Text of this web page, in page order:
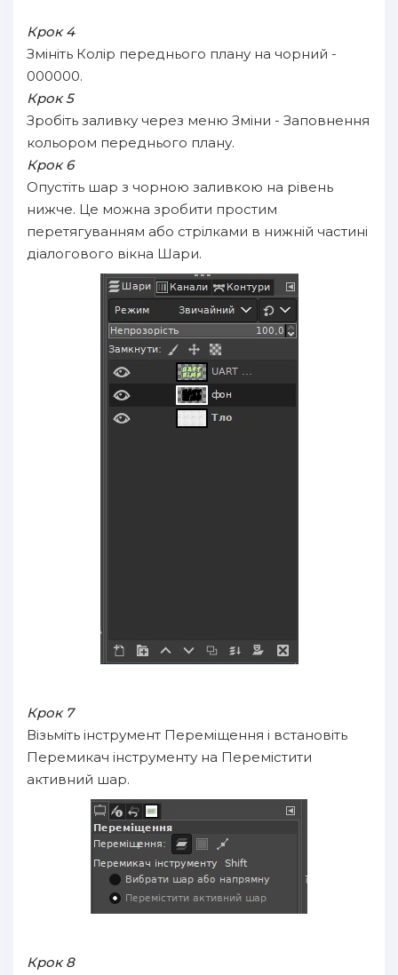
Крок 4
Змініть Колір переднього плану на чорний -
000000.
Крок 5
Зробіть заливку через меню Зміни - Заповнення
кольором переднього плану.
Крок 6
Опустіть шар з чорною заливкою на рівень
нижче. Це можна зробити простим
перетягуванням або стрілками в нижній частині
діалогового вікна Шари.
Крок 7
Візьміть інструмент Переміщення і встановіть
Перемикач інструменту на Перемістити
активний шар.
Крок 8